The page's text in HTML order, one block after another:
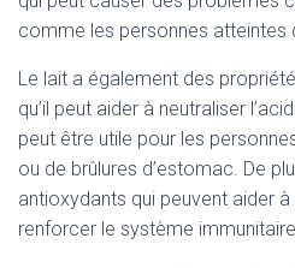
comme les personnes atteintes
Le lait a également des
qu’il peut aider à neutraliser
peut être utile pour les
ou de brûlures d’estomac. De
antioxydants qui peuvent aider
renforcer le système